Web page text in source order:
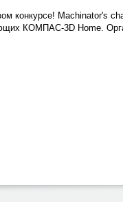
конкурсе! Machinator's
КОМПАС-3D Home.